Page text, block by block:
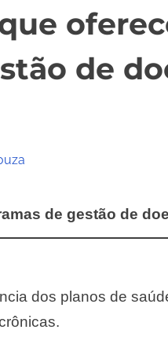
de
de gestão de
dos planos de